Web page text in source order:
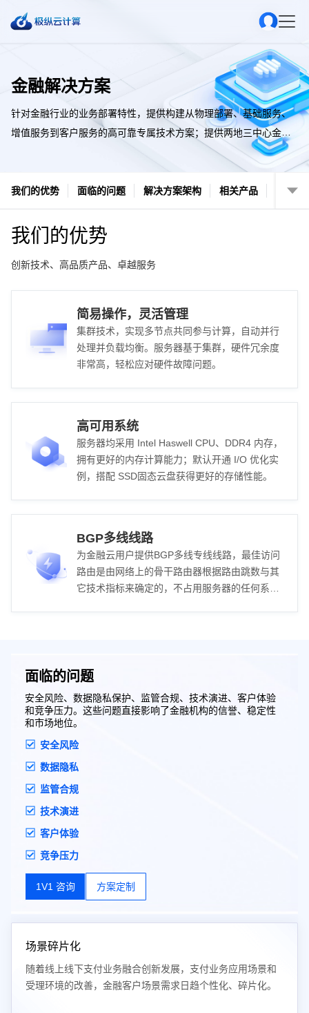
金融解决方案
针对金融行业的业务部署特性，提供构建从物理部署、基础服务、
增值服务到客户服务的高可靠专属技术方案；提供两地三中心金融
高可用方案、公有云负载均衡高可用解决等方案，帮助金融客户构
建低成本、高可靠、扩容灵活且安全合规的云架构IT系统。
我们的优势
面临的问题 解决方案架构 相关产品
我们的优势
创新技术、高品质产品、卓越服务
简易操作，灵活管理
集群技术，实现多节点共同参与计算，自动并行
处理并负载均衡。服务器基于集群，硬件冗余度
非常高，轻松应对硬件故障问题。
高可用系统
服务器均采用 Intel Haswell CPU、DDR4 内存，
拥有更好的内存计算能力；默认开通 I/O 优化实
例，搭配 SSD固态云盘获得更好的存储性能。
BGP多线线路
为金融云用户提供BGP多线专线线路，最佳访问
路由是由网络上的骨干路由器根据路由跳数与其
它技术指标来确定的，不占用服务器的任何系统
面临的问题
安全风险、数据隐私保护、监管合规、技术演进、客户体验
和竞争压力。这些问题直接影响了金融机构的信誉、稳定性
和市场地位。
安全风险
数据隐私
监管合规
技术演进
客户体验
竞争压力
1V1 咨询 方案定制
场景碎片化
随着线上线下支付业务融合创新发展，支付业务应用场景和
受理环境的改善，金融客户场景需求日趋个性化、碎片化。